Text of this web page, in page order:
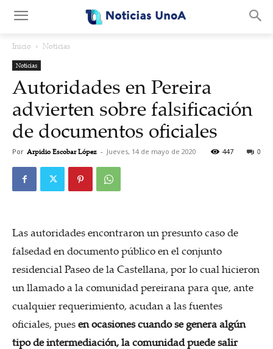
Inicio Noticias
Noticias
Autoridades en Pereira
advierten sobre falsificación
de documentos oficiales
Por Arpidio Escobar López - Jueves, 14 de mayo de 2020 0
447
Las autoridades encontraron un presunto caso de
falsedad en documento público en el conjunto
residencial Paseo de la Castellana, por lo cual hicieron
un llamado a la comunidad pereirana para que, ante
cualquier requerimiento, acudan a las fuentes
oficiales, puesen ocasiones cuando se genera algún
tipo de intermediación, la comunidad puede salir